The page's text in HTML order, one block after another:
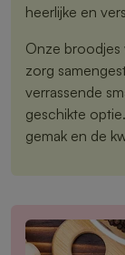
heerlijke en
Onze broodjes
zorg
verrassende
geschikte
gemak en de